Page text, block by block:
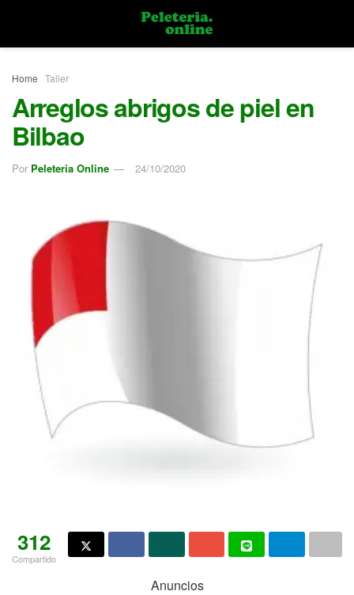
Home Taller
Arreglos abrigos de piel en
Bilbao
Por Peleteria Online 24/10/2020
312
Compartido
Anuncios